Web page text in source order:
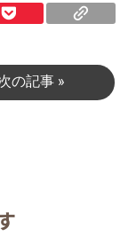
の記事 »